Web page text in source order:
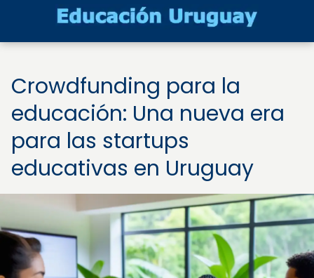
Crowdfunding para la
educación: Una nueva era
para las startups
educativas en Uruguay